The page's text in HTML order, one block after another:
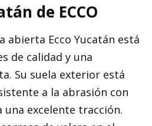
de ECCO
abierta Ecco Yucatán está
de calidad y una
Su suela exterior está
a la abrasión con
una excelente tracción.